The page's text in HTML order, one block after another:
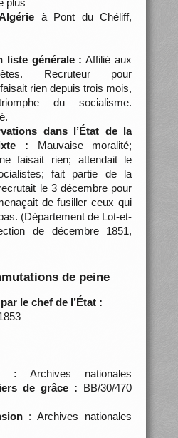
à Pont du Chéliff,
liste générale : Affilié aux
Recruteur pour
rien depuis trois mois,
du socialisme.
dans l’État de la
: Mauvaise moralité;
faisait rien; attendait le
fait partie de la
le 3 décembre pour
de fusiller ceux qui
(Département de Lot-et-
de décembre 1851,
de peine
le chef de l’État :
: Archives nationales
de grâce : BB/30/470
: Archives nationales